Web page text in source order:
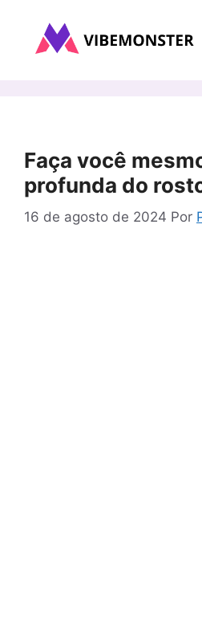
Faça você
profunda do
16 de agosto de 2024 Por